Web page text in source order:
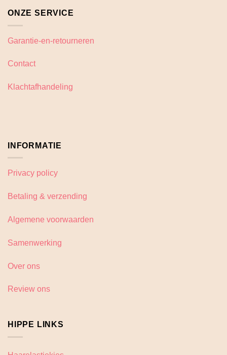
ONZE SERVICE
Garantie-en-retourneren
Contact
Klachtafhandeling
INFORMATIE
Privacy policy
Betaling & verzending
Algemene voorwaarden
Samenwerking
Over ons
Review ons
HIPPE LINKS